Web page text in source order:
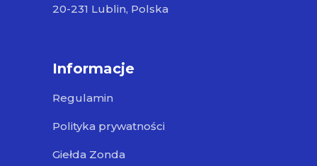
20-231 Lublin, Polska
Informacje
Regulamin
Polityka prywatności
Giełda Zonda